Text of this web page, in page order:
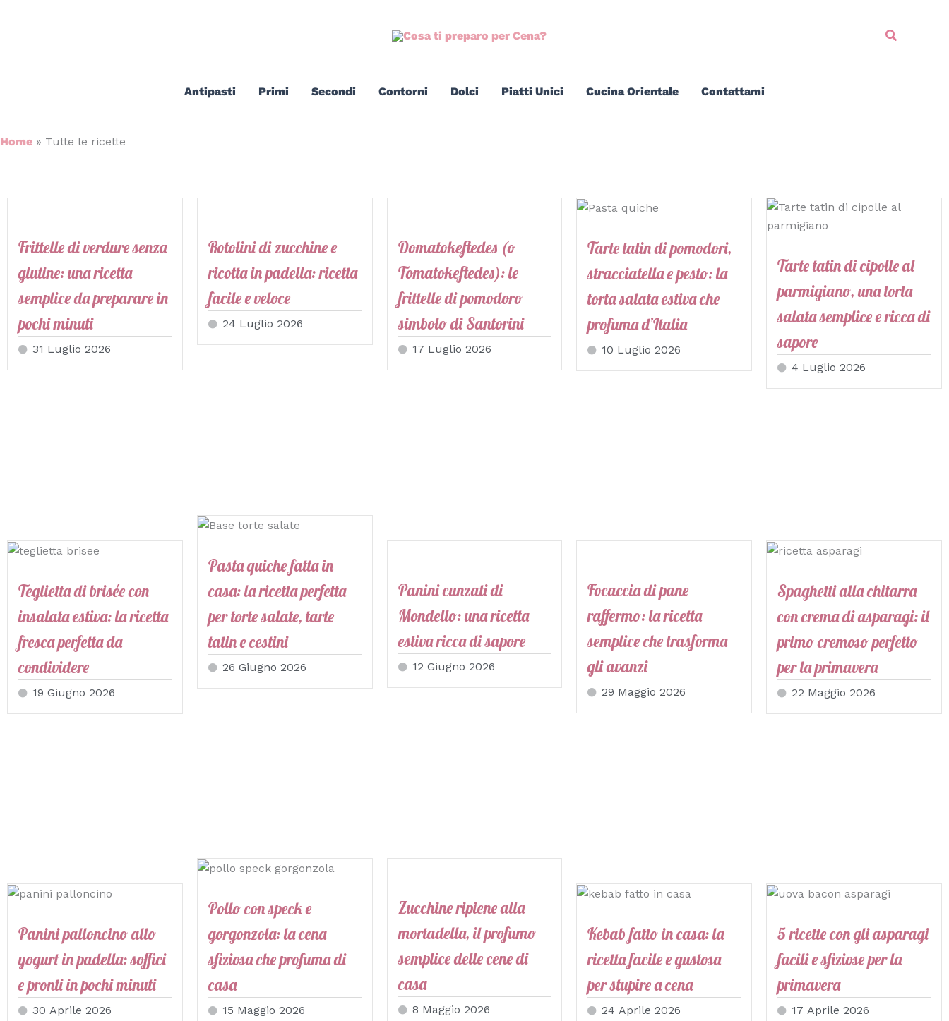
Cerca
Antipasti Primi Secondi Contorni Dolci Piatti Unici Cucina Orientale Contattami
Home » Tutte le ricette
Frittelle di verdure senza
glutine: una ricetta
semplice da preparare in
pochi minuti
31 Luglio 2026
Rotolini di zucchine e
ricotta in padella: ricetta
facile e veloce
24 Luglio 2026
Domatokeftedes (o
Tomatokeftedes): le
frittelle di pomodoro
simbolo di Santorini
17 Luglio 2026
Tarte tatin di pomodori,
stracciatella e pesto: la
torta salata estiva che
profuma d’Italia
10 Luglio 2026
Tarte tatin di cipolle al
parmigiano, una torta
salata semplice e ricca di
sapore
4 Luglio 2026
Pasta quiche fatta in
casa: la ricetta perfetta
per torte salate, tarte
tatin e cestini
26 Giugno 2026
Teglietta di brisée con
insalata estiva: la ricetta
fresca perfetta da
condividere
19 Giugno 2026
Panini cunzati di
Mondello: una ricetta
estiva ricca di sapore
12 Giugno 2026
Focaccia di pane
raffermo: la ricetta
semplice che trasforma
gli avanzi
29 Maggio 2026
Spaghetti alla chitarra
con crema di asparagi: il
primo cremoso perfetto
per la primavera
22 Maggio 2026
Pollo con speck e
gorgonzola: la cena
sfiziosa che profuma di
casa
15 Maggio 2026
Zucchine ripiene alla
mortadella, il profumo
semplice delle cene di
casa
8 Maggio 2026
Panini palloncino allo
yogurt in padella: soffici
e pronti in pochi minuti
30 Aprile 2026
Kebab fatto in casa: la
ricetta facile e gustosa
per stupire a cena
24 Aprile 2026
5 ricette con gli asparagi
facili e sfiziose per la
primavera
17 Aprile 2026